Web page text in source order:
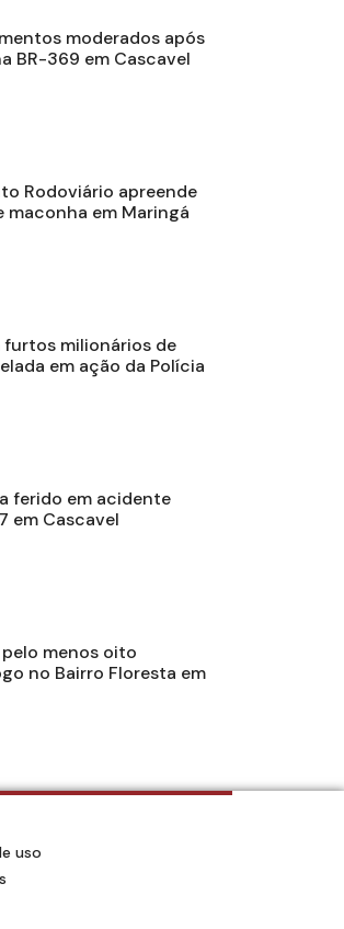
moderados após
BR-369 em Cascavel
Rodoviário apreende
maconha em Maringá
milionários de
em ação da Polícia
ferido em acidente
em Cascavel
menos oito
no Bairro Floresta em
uso